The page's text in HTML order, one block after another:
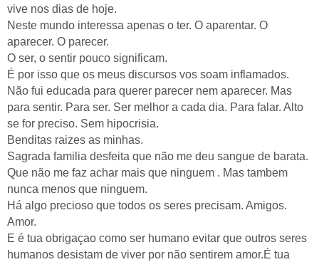
vive nos dias de hoje.
Neste mundo interessa apenas o ter. O aparentar. O
aparecer. O parecer.
O ser, o sentir pouco significam.
É por isso que os meus discursos vos soam inflamados.
Não fui educada para querer parecer nem aparecer. Mas
para sentir. Para ser. Ser melhor a cada dia. Para falar. Alto
se for preciso. Sem hipocrisia.
Benditas raizes as minhas.
Sagrada familia desfeita que não me deu sangue de barata.
Que não me faz achar mais que ninguem . Mas tambem
nunca menos que ninguem.
Há algo precioso que todos os seres precisam. Amigos.
Amor.
E é tua obrigaçao como ser humano evitar que outros seres
humanos desistam de viver por não sentirem amor.É tua